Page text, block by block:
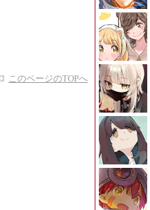
このページのTOPへ